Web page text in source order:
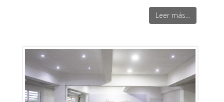
Leer más...